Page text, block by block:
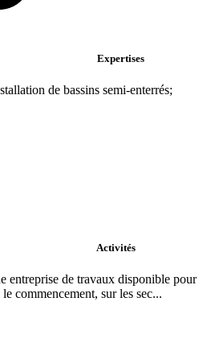
Expertises
de bassins semi-enterrés;
Activités
entreprise de travaux disponible pour
commencement, sur les sec...